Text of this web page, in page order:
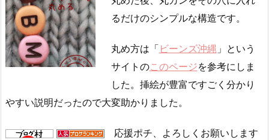
るだけのシンプルな構造です。
丸め方は「 ビーンズ沖縄 」という
サイトのこのページを参考にしま
した。挿絵が豊富ですごく分かり
やすい説明だったので大変助かりました。
応援ポチ、よろしくお願いします